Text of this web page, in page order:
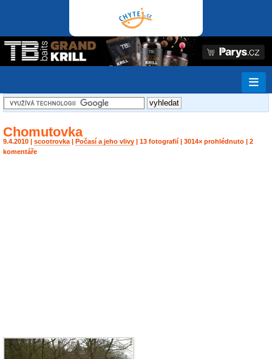
Chomutovka
9.4.2010 | scootrovka Počasí a jeho vlivy | 13 fotografií | 3014× prohlédnuto | 2
komentáře